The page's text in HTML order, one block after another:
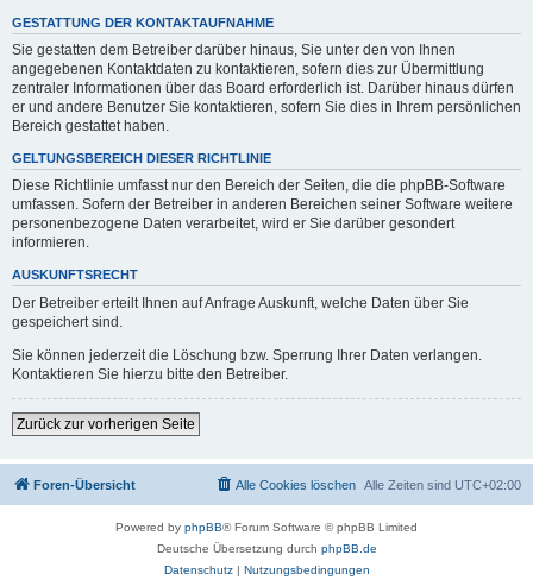
GESTATTUNG DER KONTAKTAUFNAHME
Sie gestatten dem Betreiber darüber hinaus, Sie unter den von Ihnen
angegebenen Kontaktdaten zu kontaktieren, sofern dies zur Übermittlung
zentraler Informationen über das Board erforderlich ist. Darüber hinaus dürfen
er und andere Benutzer Sie kontaktieren, sofern Sie dies in Ihrem persönlichen
Bereich gestattet haben.
GELTUNGSBEREICH DIESER RICHTLINIE
Diese Richtlinie umfasst nur den Bereich der Seiten, die die phpBB-Software
umfassen. Sofern der Betreiber in anderen Bereichen seiner Software weitere
personenbezogene Daten verarbeitet, wird er Sie darüber gesondert
informieren.
AUSKUNFTSRECHT
Der Betreiber erteilt Ihnen auf Anfrage Auskunft, welche Daten über Sie
gespeichert sind.
Sie können jederzeit die Löschung bzw. Sperrung Ihrer Daten verlangen.
Kontaktieren Sie hierzu bitte den Betreiber.
Zurück zur vorherigen Seite
Foren-Übersicht Alle Zeiten sind UTC+02:00
Alle Cookies löschen
Powered by phpBB® Forum Software © phpBB Limited
Deutsche Übersetzung durch phpBB.de
Datenschutz| Nutzungsbedingungen